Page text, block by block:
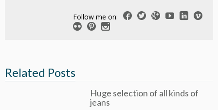
Follow me on:
Related Posts
Huge selection of all kinds of
jeans